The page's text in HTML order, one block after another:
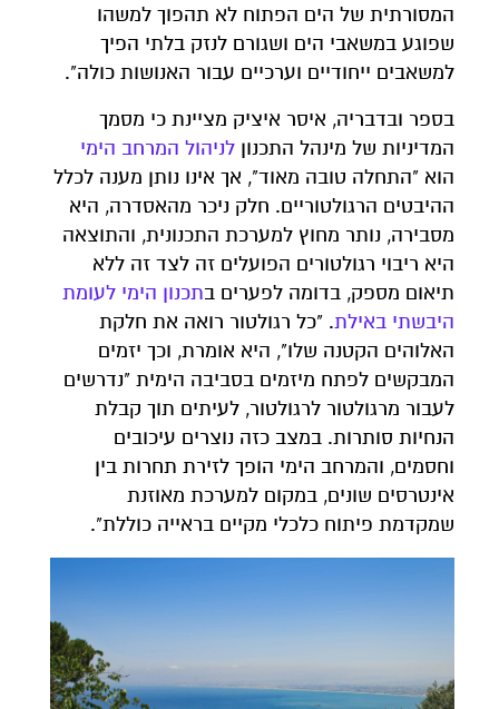
המסורתית של הים הפתוח לא תהפוך למשהו
שפוגע במשאבי הים ושגורם לנזק בלתי הפיך
למשאבים ייחודיים וערכיים עבור האנושות כולה".
בספר ובדבריה, איסר איציק מציינת כי מסמך
המדיניות של מינהל התכנון לניהול המרחב הימי
הוא "התחלה טובה מאוד", אך אינו נותן מענה לכלל
ההיבטים הרגולטוריים. חלק ניכר מהאסדרה, היא
מסבירה, נותר מחוץ למערכת התכנונית, והתוצאה
היא ריבוי רגולטורים הפועלים זה לצד זה ללא
תיאום מספק, בדומה לפערים בתכנון הימי לעומת
היבשתי באילת. "כל רגולטור רואה את חלקת
האלוהים הקטנה שלו", היא אומרת, וכך יזמים
המבקשים לפתח מיזמים בסביבה הימית "נדרשים
לעבור מרגולטור לרגולטור, לעיתים תוך קבלת
הנחיות סותרות. במצב כזה נוצרים עיכובים
וחסמים, והמרחב הימי הופך לזירת תחרות בין
אינטרסים שונים, במקום למערכת מאוזנת
שמקדמת פיתוח כלכלי מקיים בראייה כוללת".